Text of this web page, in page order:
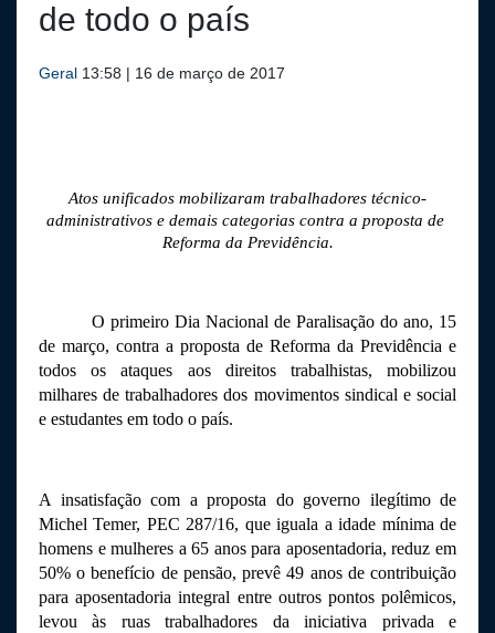
de todo o país
Geral 13:58 | 16 de março de 2017
Atos unificados mobilizaram trabalhadores técnico-
administrativos e demais categorias contra a proposta de
Reforma da Previdência.
O primeiro Dia Nacional de Paralisação do ano, 15
de março, contra a proposta de Reforma da Previdência e
todos os ataques aos direitos trabalhistas, mobilizou
milhares de trabalhadores dos movimentos sindical e social
e estudantes em todo o país.
A insatisfação com a proposta do governo ilegítimo de
Michel Temer, PEC 287/16, que iguala a idade mínima de
homens e mulheres a 65 anos para aposentadoria, reduz em
50% o benefício de pensão, prevê 49 anos de contribuição
para aposentadoria integral entre outros pontos polêmicos,
levou às ruas trabalhadores da iniciativa privada e